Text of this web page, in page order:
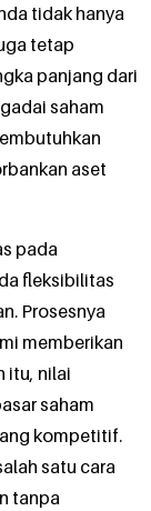
tidak hanya
tetap
panjang dari
saham
aset
pada
fleksibilitas
Prosesnya
memberikan
itu, nilai
saham
kompetitif.
satu cara
tanpa